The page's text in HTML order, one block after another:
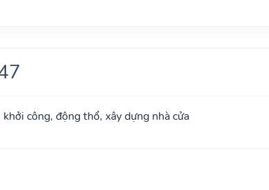
công, động thổ, xây dựng nhà cửa